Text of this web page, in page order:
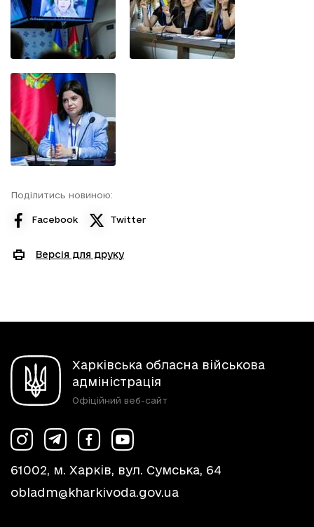
Поділитись новиною:
Facebook Twitter
Версія для друку
Харківська обласна військова
адміністрація
Офіційний веб-сайт
61002, м. Харків, вул. Сумська, 64
obladm@kharkivoda.gov.ua